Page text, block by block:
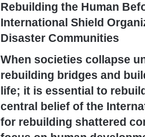
Rebuilding the Human
International Shield
Disaster Communities
When societies collapse
rebuilding bridges and
life; it is essential to
central belief of the
for rebuilding shattered